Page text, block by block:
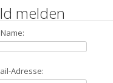
melden
Adresse: